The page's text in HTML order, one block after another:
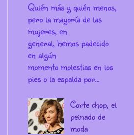
Quién más y quién menos,
pero la mayoría de las
mujeres, en
general, hemos padecido
en algún
momento molestias en los
pies o la espalda por...
Corte chop, el
peinado de
moda